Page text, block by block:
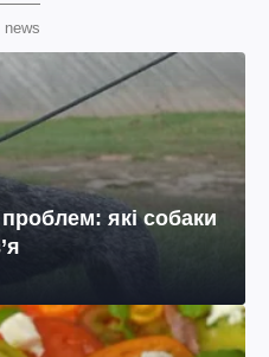
news
які собаки